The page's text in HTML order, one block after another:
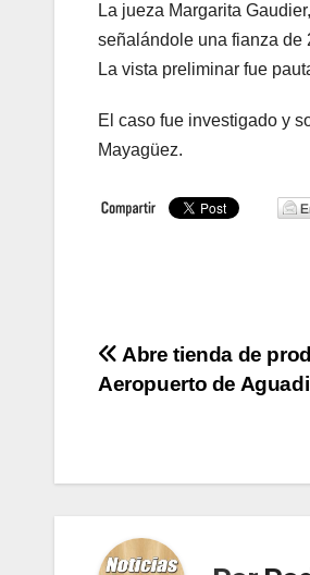
La jueza Margarita
señalándole una fianza de
La vista preliminar fue
El caso fue investigado y
Mayagüez.
Navegación
Abre tienda de
Aeropuerto de